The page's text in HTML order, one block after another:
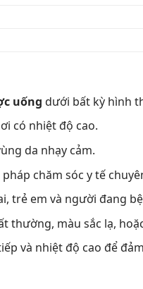
uống dưới bất kỳ hình
có nhiệt độ cao.
da nhạy cảm.
pháp chăm sóc y tế
trẻ em và người đang
thường, màu sắc lạ,
và nhiệt độ cao để